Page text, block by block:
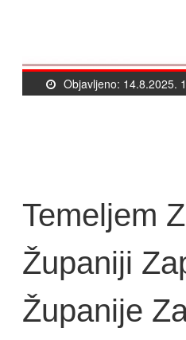
Objavljeno: 14.8.2025.
Temeljem
Županiji
Županije